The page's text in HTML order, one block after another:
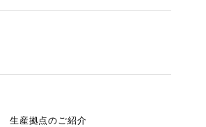
生産拠点のご紹介